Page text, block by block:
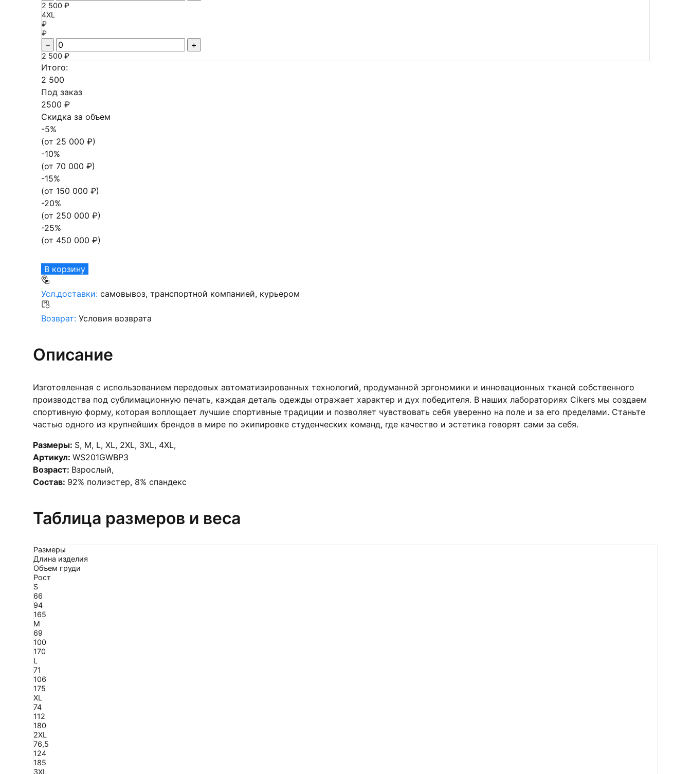
2 500 ₽
4XL
₽
₽
– +
2 500 ₽
Итого:
2 500
Под заказ
2500 ₽
Скидка за объем
-5%
(от 25 000 ₽)
-10%
(от 70 000 ₽)
-15%
(от 150 000 ₽)
-20%
(от 250 000 ₽)
-25%
(от 450 000 ₽)
В корзину
Усл.доставки: самовывоз, транспортной компанией, курьером
Возврат: Условия возврата
Описание
Изготовленная с использованием передовых автоматизированных технологий, продуманной эргономики и инновационных тканей собственного
производства под сублимационную печать, каждая деталь одежды отражает характер и дух победителя. В наших лабораториях Cikers мы создаем
спортивную форму, которая воплощает лучшие спортивные традиции и позволяет чувствовать себя уверенно на поле и за его пределами. Станьте
частью одного из крупнейших брендов в мире по экипировке студенческих команд, где качество и эстетика говорят сами за себя.
Размеры: S, M, L, XL, 2XL, 3XL, 4XL,
Артикул: WS201GWBP3
Возраст: Взрослый,
Состав: 92% полиэстер, 8% спандекс
Таблица размеров и веса
Размеры
Длина изделия
Объем груди
Рост
S
66
94
165
M
69
100
170
L
71
106
175
XL
74
112
180
2XL
76,5
124
185
3XL